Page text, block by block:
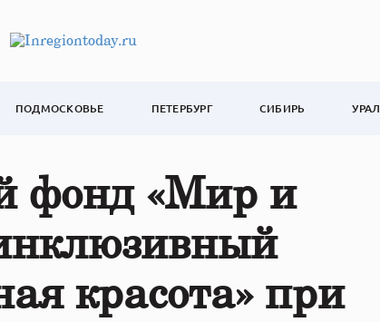
ПОДМОСКОВЬЕ ПЕТЕРБУРГ СИБИРЬ УРАЛ
фонд «Мир и
красота» при